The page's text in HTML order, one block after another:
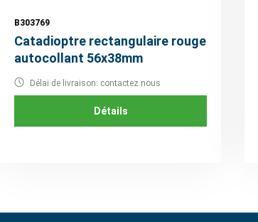
B303769
Catadioptre rectangulaire rouge
autocollant 56x38mm
Délai de livraison: contactez nous
Détails